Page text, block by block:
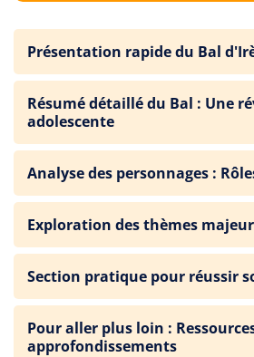
Présentation rapide du Bal
Résumé détaillé du Bal : Une
adolescente
Analyse des personnages :
Exploration des thèmes
Section pratique pour réussir
Pour aller plus loin :
approfondissements